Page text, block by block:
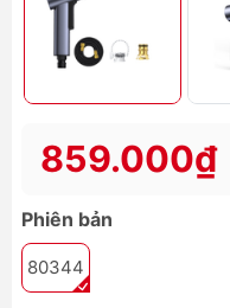
859.000₫
Phiên bản
80344